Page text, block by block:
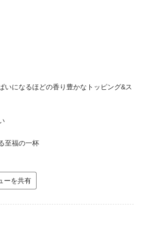
いになるほどの香り豊かなトッピング&ス
至福の一杯
ーを共有